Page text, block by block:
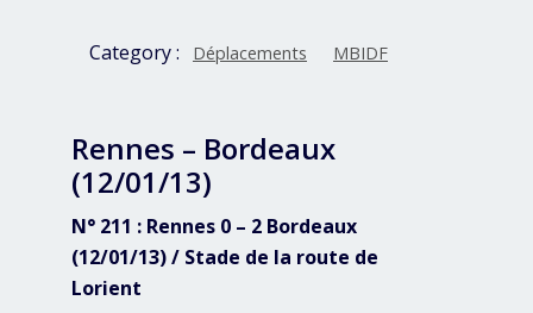
Category : Déplacements MBIDF
Rennes – Bordeaux
(12/01/13)
N° 211 : Rennes 0 – 2 Bordeaux
(12/01/13) / Stade de la route de
Lorient